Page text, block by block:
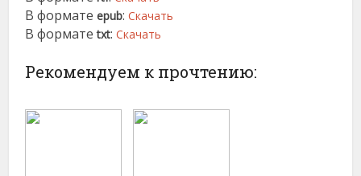
В форматеepub:Скачать
В форматеtxt:Скачать
Рекомендуем к прочтению: